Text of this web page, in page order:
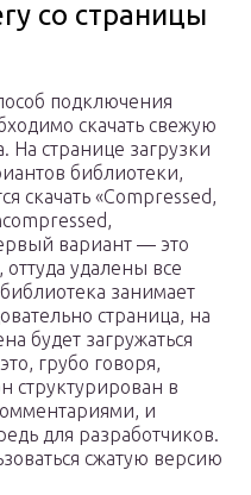
со страницы
подключения
скачать свежую
На странице загрузки
библиотеки,
скачать «Compressed,
вариант — это
удалены все
занимает
страница, на
будет загружаться
грубо говоря,
структурирован в
и
для разработчиков.
сжатую версию